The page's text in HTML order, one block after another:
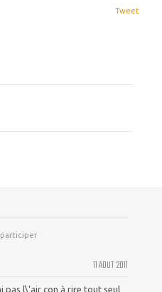
Tweet
11 AOUT 2011
pas l\'air con à rire tout seul